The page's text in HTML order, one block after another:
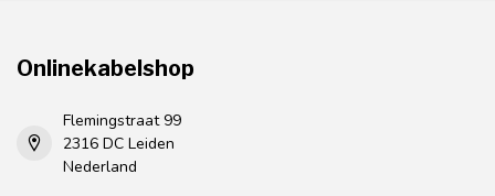
Onlinekabelshop
Flemingstraat 99
2316 DC Leiden
Nederland